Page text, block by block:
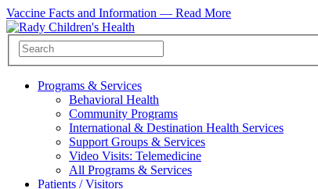
Vaccine Facts and Information — Read More
Programs & Services
Behavioral Health
Community Programs
International & Destination Health Services
Support Groups & Services
Video Visits: Telemedicine
All Programs & Services
Patients / Visitors